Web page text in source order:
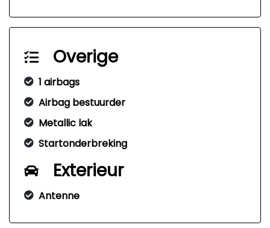
Overige
1 airbags
Airbag bestuurder
Metallic lak
Startonderbreking
Exterieur
Antenne